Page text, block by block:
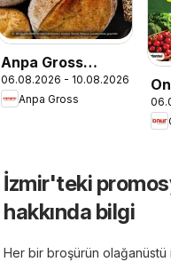
Anpa Gross
İndirim
06.08.2026 - 10.08.2026
Anpa Gross
İzmir'teki
hakkında bilgi
Her bir broşürün olağanüstü